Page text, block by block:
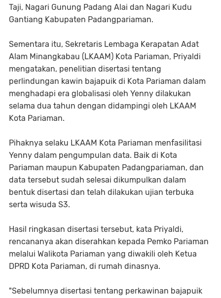
Taji, Nagari Gunung Padang Alai dan Nagari Kudu
Gantiang Kabupaten Padangpariaman.
Sementara itu, Sekretaris Lembaga Kerapatan Adat
Alam Minangkabau (LKAAM) Kota Pariaman, Priyaldi
mengatakan, penelitian disertasi tentang
perlindungan kawin bajapuik di Kota Pariaman dalam
menghadapi era globalisasi oleh Yenny dilakukan
selama dua tahun dengan didampingi oleh LKAAM
Kota Pariaman.
Pihaknya selaku LKAAM Kota Pariaman menfasilitasi
Yenny dalam pengumpulan data. Baik di Kota
Pariaman maupun Kabupaten Padangpariaman, dan
data tersebut sudah selesai dikumpulkan dalam
bentuk disertasi dan telah dilakukan ujian terbuka
serta wisuda S3.
Hasil ringkasan disertasi tersebut, kata Priyaldi,
rencananya akan diserahkan kepada Pemko Pariaman
melalui Walikota Pariaman yang diwakili oleh Ketua
DPRD Kota Pariaman, di rumah dinasnya.
"Sebelumnya disertasi tentang perkawinan bajapuik